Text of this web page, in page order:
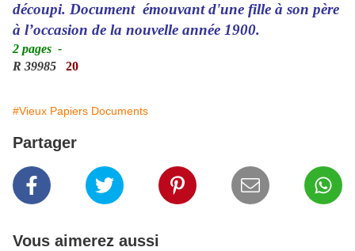
découpi. Document émouvant d'une fille à son père
à l’occasion de la nouvelle année 1900.
2 pages -
R 39985
20
#Vieux Papiers Documents
Partager
Vous aimerez aussi